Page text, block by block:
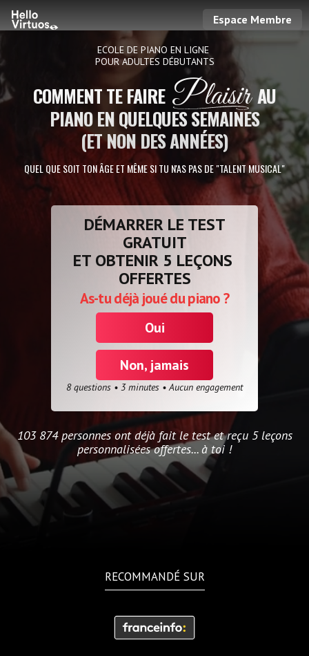
Espace Membre
ECOLE DE PIANO EN LIGNE
POUR ADULTES DÉBUTANTS
COMMENT TE FAIRE Plaisir AU
PIANO EN QUELQUES SEMAINES
(ET NON DES ANNÉES)
QUEL QUE SOIT TON ÂGE ET MÊME SI TU N'AS PAS DE "TALENT MUSICAL"
DÉMARRER LE TEST
GRATUIT
ET OBTENIR 5 LEÇONS
OFFERTES
As-tu déjà joué du piano ?
Oui
Non, jamais
8 questions • 3 minutes • Aucun engagement
103 874 personnes ont déjà fait le test et reçu 5 leçons
personnalisées offertes... à toi !
RECOMMANDÉ SUR